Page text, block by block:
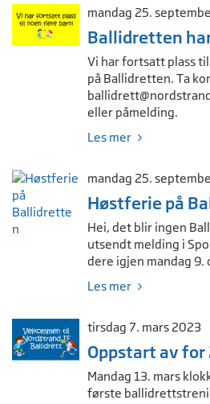
mandag 25.
Ballidretten
Vi har fortsatt plass
på Ballidretten. Ta
eller påmelding.
Les mer
mandag 25.
Høstferie på
Hei, det blir ingen
utsendt melding i
dere igjen mandag 9.
Les mer
tirsdag 7. mars 2023
Oppstart av
Mandag 13. mars
første